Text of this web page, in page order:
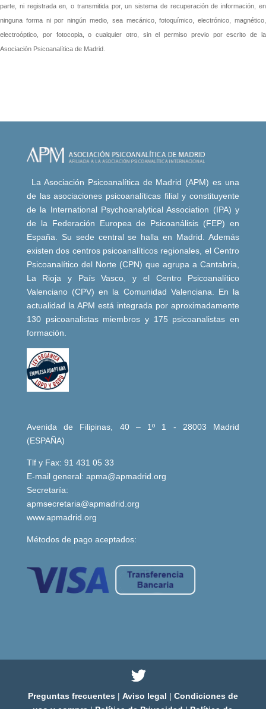
parte, ni registrada en, o transmitida por, un sistema de recuperación de información, en
ninguna forma ni por ningún medio, sea mecánico, fotoquímico, electrónico, magnético,
electroóptico, por fotocopia, o cualquier otro, sin el permiso previo por escrito de la
Asociación Psicoanalítica de Madrid.
La Asociación Psicoanalítica de Madrid (APM) es una
de las asociaciones psicoanalíticas filial y constituyente
de la International Psychoanalytical Association (IPA) y
de la Federación Europea de Psicoanálisis (FEP) en
España. Su sede central se halla en Madrid. Además
existen dos centros psicoanalíticos regionales, el Centro
Psicoanalítico del Norte (CPN) que agrupa a Cantabria,
La Rioja y País Vasco, y el Centro Psicoanalítico
Valenciano (CPV) en la Comunidad Valenciana. En la
actualidad la APM está integrada por aproximadamente
130 psicoanalistas miembros y 175 psicoanalistas en
formación.
Avenida de Filipinas, 40 – 1º 1 - 28003 Madrid
(ESPAÑA)
Tlf y Fax: 91 431 05 33
E-mail general: apma@apmadrid.org
Secretaría:
apmsecretaria@apmadrid.org
www.apmadrid.org
Métodos de pago aceptados:
Preguntas frecuentes | Aviso legal | Condiciones de